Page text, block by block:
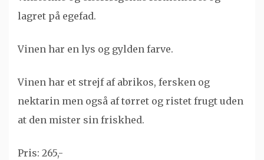
lagret på egefad.
Vinen har en lys og gylden farve.
Vinen har et strejf af abrikos, fersken og
nektarin men også af tørret og ristet frugt uden
at den mister sin friskhed.
Pris: 265,-